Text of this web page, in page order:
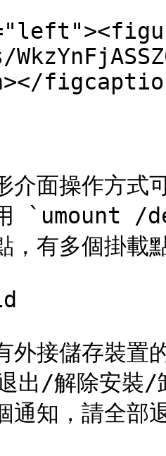
介面操作方式
用 `umount /
，有多個掛載
外接儲存裝置
出/解除安裝/
通知，請全部